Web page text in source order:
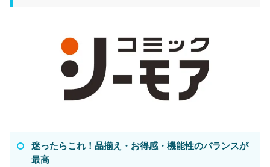
迷ったらこれ！品揃え・お得感・機能性のバランスが
最高